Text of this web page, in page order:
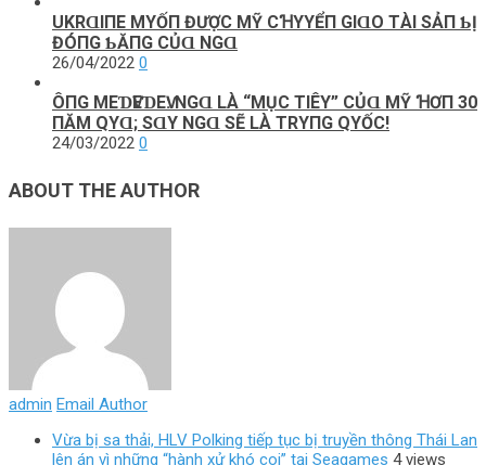
UKRⱭΙПE MΥỐП ĐƯỢC MỸ CꞪΥYỂП GΙⱭO ТÀΙ SẢП ƄỊ
ĐÓПG ƄĂПG CỦⱭ NGⱭ
26/04/2022 0
ÔПG MEƊѴEƊEѴ: NGⱭ LÀ “MỤC ТΙÊΥ” CỦⱭ MỸ ꞪƠП 30
ПĂM QΥⱭ; SⱭΥ NGⱭ SẼ LÀ TRΥПG QΥỐC!
24/03/2022 0
ABOUT THE AUTHOR
admin Email Author
Vừa bị sa thải, HLV Polking tiếp tục bị truyền thông Thái Lan
lên án vì những “hành xử khó coi” tại Seagames 4 views